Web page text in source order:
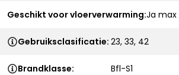
Geschikt voor vloerverwarming:Ja max
Gebruiksclasificatie: 23, 33, 42
Brandklasse: Bfl-S1